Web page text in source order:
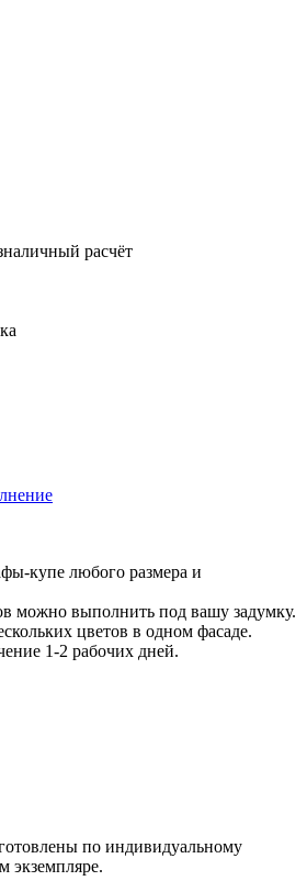
расчёт
купе любого размера и
можно выполнить под вашу задумку.
цветов в одном фасаде.
1-2 рабочих дней.
по индивидуальному
экземпляре.